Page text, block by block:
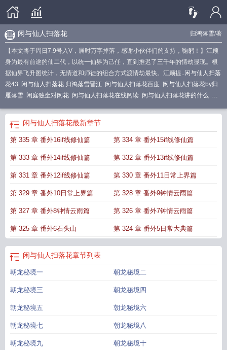
归鸿落雪/著
闲与仙人扫落花
【本文将于周日7.9号入V，届时万字掉落，感谢小伙伴们的支持，鞠躬！】江顾
身为最有前途的仙二代，以统一仙界为己任，直到推迟了三千年的情劫显现。根
据仙界飞升图统计，无情道和师徒的组合方式渡情劫最快。江顾提..闲与仙人扫落
花43 闲与仙人扫落花 归鸿落雪晋江 闲与仙人扫落花百度 闲与仙人扫落花by归
雁落雪 闲庭独坐对闲花 闲与仙人扫落花在线阅读 闲与仙人扫落花讲的什么 闲
闲与仙人扫落花TXT 闲与仙人扫落花是什么意思
与仙人扫落花李白
花归鸿落雪免费闲与仙人扫落花归鸿落雪百度 闲与仙人扫落花全文阅读
吗闲与仙人扫落花by归鸿落雪免费阅读轻煮时光慢煮茶
闲与仙人扫落花by归鸿
落雪闲与仙人扫落花 归鸿落雪txt 闲与仙人扫落花 归鸿落雪笔趣阁闲与仙人扫
读闲与仙人扫落花 归落鸿雪免费阅读 闲与仙人扫落花多少字闲与仙人扫落花
车在哪几章 闲与仙人扫落花最新章节 闲与仙人扫落花笔趣阁闲与仙人扫落花归
仙人扫落花免费阅读最新章节
闲与仙人扫落花百度百科归鸿落雪闲与仙人扫落
花闲与仙人扫落花 归鸿落雪闲与仙人扫落花TXT百度闲与仙人扫落花落鸿归
雪闲与仙人扫落花完结了吗闲与仙人扫落花by归鸿落雪txt
鸿落雪剧透闲与仙人扫落花相似的诗句闲与仙人扫落花txt
闲与仙人扫落花最新章节
第 335 章 番外16if线修仙篇 第 334 章 番外15if线修仙篇
第 333 章 番外14if线修仙篇 第 332 章 番外13if线修仙篇
第 331 章 番外12if线修仙篇 第 330 章 番外11日常上界篇
第 329 章 番外10日常上界篇 第 328 章 番外9钟情云雨篇
第 327 章 番外8钟情云雨篇 第 326 章 番外7钟情云雨篇
第 325 章 番外6石头山 第 324 章 番外5日常大典篇
闲与仙人扫落花章节列表
朝龙秘境一 朝龙秘境二
朝龙秘境三 朝龙秘境四
朝龙秘境五 朝龙秘境六
朝龙秘境七 朝龙秘境八
朝龙秘境九 朝龙秘境十